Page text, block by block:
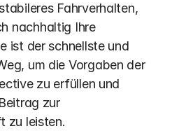
Fahrverhalten,
nachhaltig Ihre
ist der schnellste und
um die Vorgaben der
zu erfüllen und
zur
zu leisten.